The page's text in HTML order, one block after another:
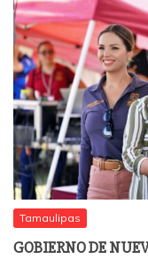
Tamaulipas
GOBIERNO DE